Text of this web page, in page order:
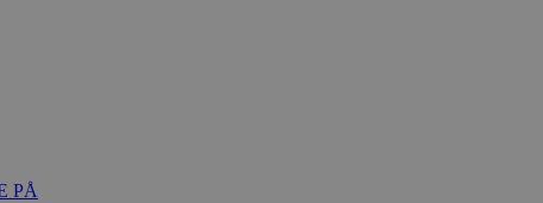
PÅ